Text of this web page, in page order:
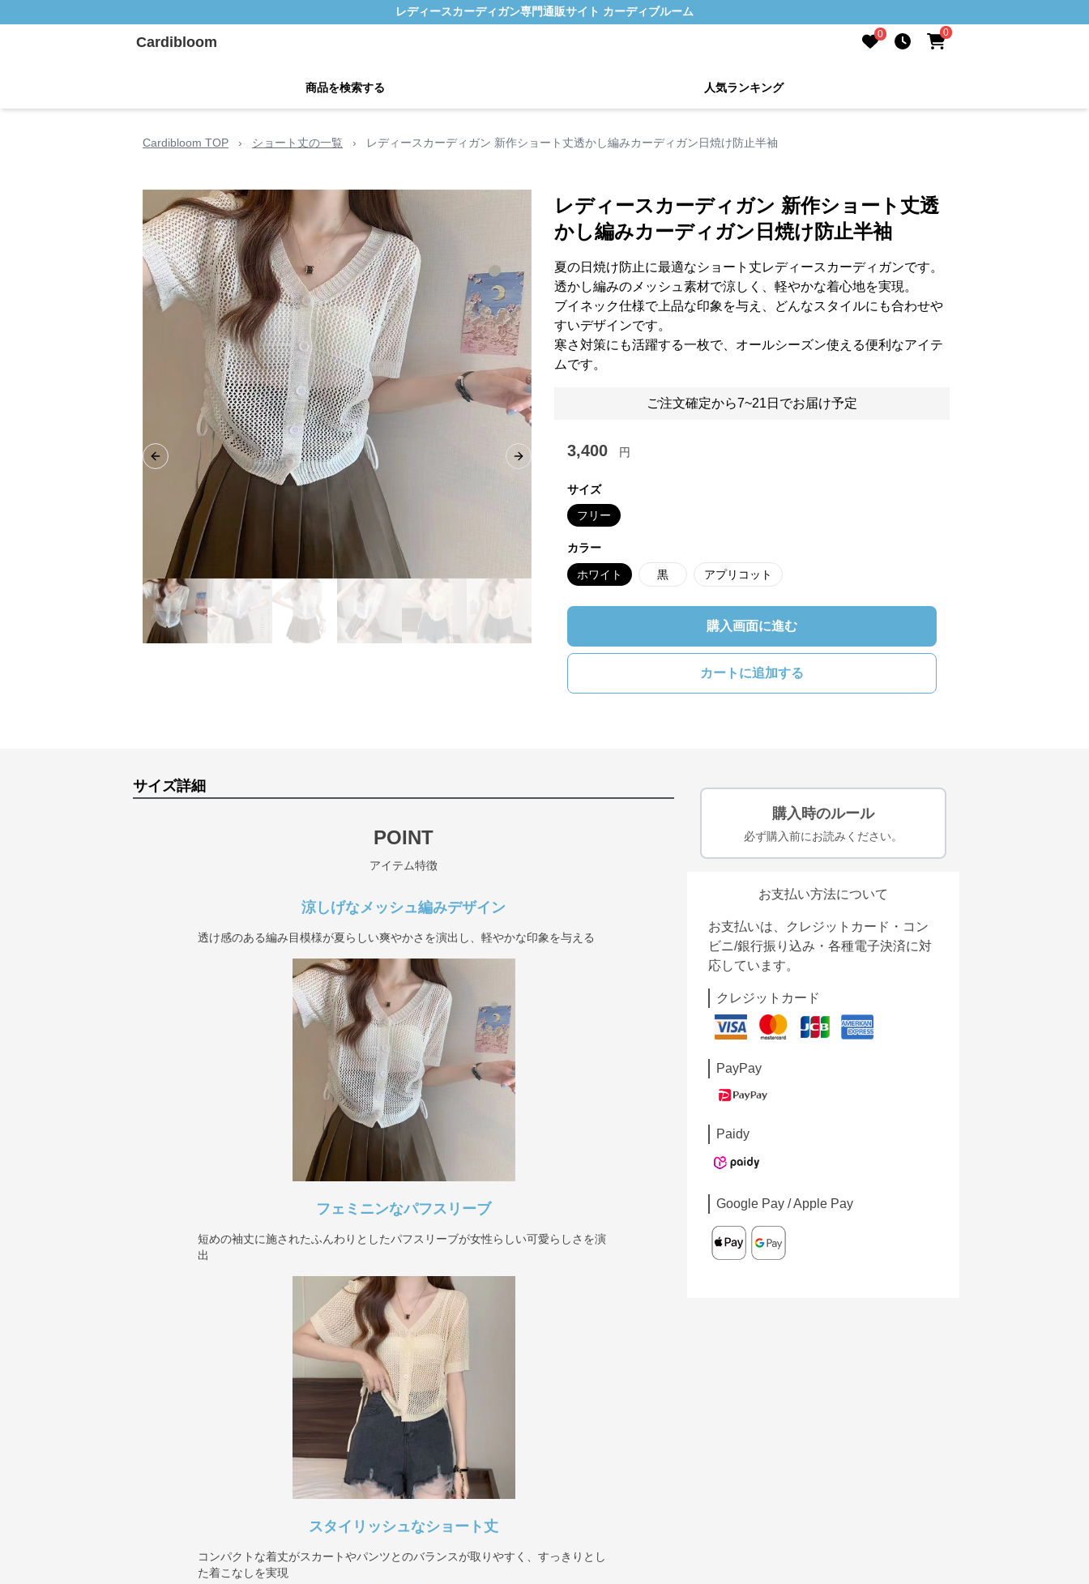
レディースカーディガン専門通販サイト カーディブルーム
Cardibloom 0 0
商品を検索する 人気ランキング
Cardibloom TOP › ショート丈の一覧 › レディースカーディガン 新作ショート丈透かし編みカーディガン日焼け防止半袖
Previous slide Next slide
レディースカーディガン 新作ショート丈透
かし編みカーディガン日焼け防止半袖
夏の日焼け防止に最適なショート丈レディースカーディガンです。
透かし編みのメッシュ素材で涼しく、軽やかな着心地を実現。
ブイネック仕様で上品な印象を与え、どんなスタイルにも合わせや
すいデザインです。
寒さ対策にも活躍する一枚で、オールシーズン使える便利なアイテ
ムです。
ご注文確定から7~21日でお届け予定
3,400 円
サイズ
フリー
カラー
ホワイト 黒 アプリコット
購入画面に進む
カートに追加する
サイズ詳細
POINT
アイテム特徴
涼しげなメッシュ編みデザイン
透け感のある編み目模様が夏らしい爽やかさを演出し、軽やかな印象を与える
フェミニンなパフスリーブ
短めの袖丈に施されたふんわりとしたパフスリーブが女性らしい可愛らしさを演
出
スタイリッシュなショート丈
コンパクトな着丈がスカートやパンツとのバランスが取りやすく、すっきりとし
た着こなしを実現
購入時のルール
必ず購入前にお読みください。
お支払い方法について
お支払いは、クレジットカード・コン
ビニ/銀行振り込み・各種電子決済に対
応しています。
クレジットカード
PayPay
Paidy
Google Pay / Apple Pay